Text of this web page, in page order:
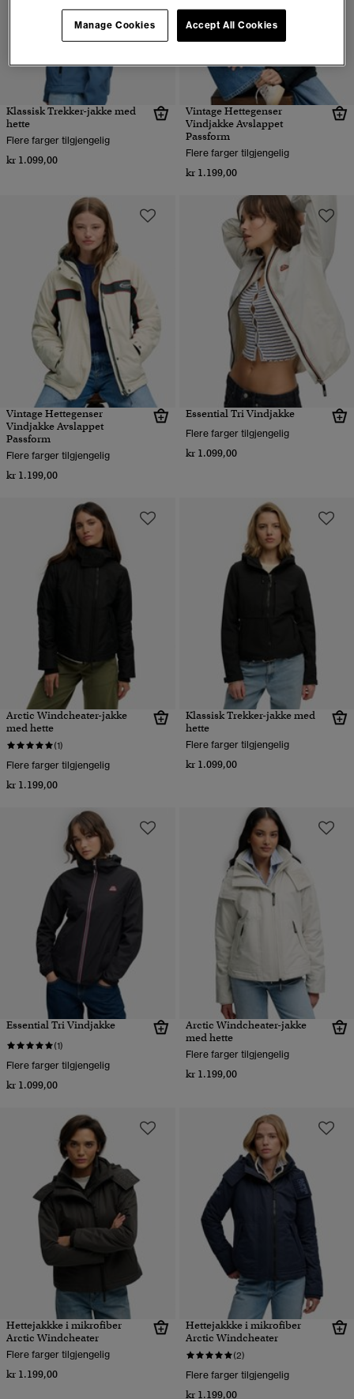
Klassisk Trekker-jakke med
hette
Flere farger tilgjengelig
kr 1.099,00
Vintage Hettegenser
Vindjakke Avslappet
Passform
Flere farger tilgjengelig
kr 1.199,00
Vintage Hettegenser
Vindjakke Avslappet
Passform
Flere farger tilgjengelig
kr 1.199,00
Essential Tri Vindjakke
Flere farger tilgjengelig
kr 1.099,00
Arctic Windcheater-jakke
med hette
(1)
Flere farger tilgjengelig
kr 1.199,00
Klassisk Trekker-jakke med
hette
Flere farger tilgjengelig
kr 1.099,00
Essential Tri Vindjakke
(1)
Flere farger tilgjengelig
kr 1.099,00
Arctic Windcheater-jakke
med hette
Flere farger tilgjengelig
kr 1.199,00
Hettejakkke i mikrofiber
Arctic Windcheater
Flere farger tilgjengelig
kr 1.199,00
Hettejakkke i mikrofiber
Arctic Windcheater
(2)
Flere farger tilgjengelig
kr 1.199,00
Accept All Cookies
Manage Cookies